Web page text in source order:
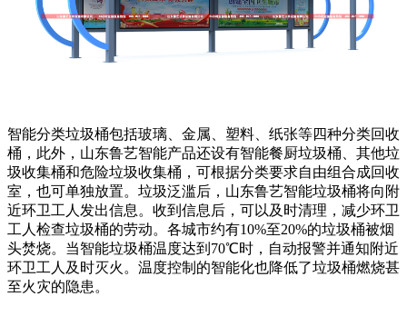
智能分类垃圾桶包括玻璃、金属、塑料、纸张等四种分类回收
桶，此外，山东鲁艺智能产品还设有智能餐厨垃圾桶、其他垃
圾收集桶和危险垃圾收集桶，可根据分类要求自由组合成回收
室，也可单独放置。垃圾泛滥后，山东鲁艺智能垃圾桶将向附
近环卫工人发出信息。收到信息后，可以及时清理，减少环卫
工人检查垃圾桶的劳动。各城市约有10%至20%的垃圾桶被烟
头焚烧。当智能垃圾桶温度达到70℃时，自动报警并通知附近
环卫工人及时灭火。温度控制的智能化也降低了垃圾桶燃烧甚
至火灾的隐患。